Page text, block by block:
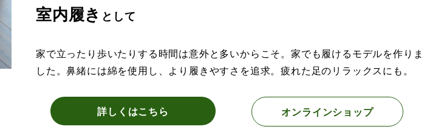
室内履き として
家で立ったり歩いたりする時間は意外と多いからこそ。家でも履けるモデルを作りま
した。鼻緒には綿を使用し、より履きやすさを追求。疲れた足のリラックスにも。
詳しくはこちら オンラインショップ